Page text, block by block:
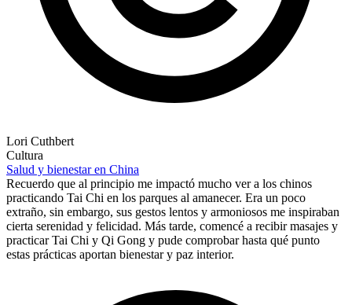
Lori Cuthbert
Cultura
Salud y bienestar en China
Recuerdo que al principio me impactó mucho ver a los chinos
practicando Tai Chi en los parques al amanecer. Era un poco
extraño, sin embargo, sus gestos lentos y armoniosos me inspiraban
cierta serenidad y felicidad. Más tarde, comencé a recibir masajes y
practicar Tai Chi y Qi Gong y pude comprobar hasta qué punto
estas prácticas aportan bienestar y paz interior.